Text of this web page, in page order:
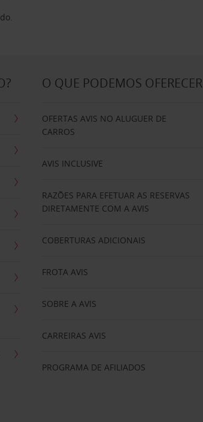
O QUE PODEMOS OFERECER
OFERTAS AVIS NO ALUGUER DE
CARROS
AVIS INCLUSIVE
RAZÕES PARA EFETUAR AS RESERVAS
DIRETAMENTE COM A AVIS
COBERTURAS ADICIONAIS
FROTA AVIS
SOBRE A AVIS
CARREIRAS AVIS
PROGRAMA DE AFILIADOS